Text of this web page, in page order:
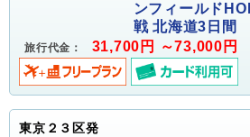
ンフィールド
戦 北海道3日間
旅行代金： 31,700円 ～73,000円
東京２３区発